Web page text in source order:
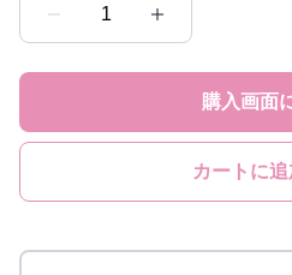
1
購入画面
カートに